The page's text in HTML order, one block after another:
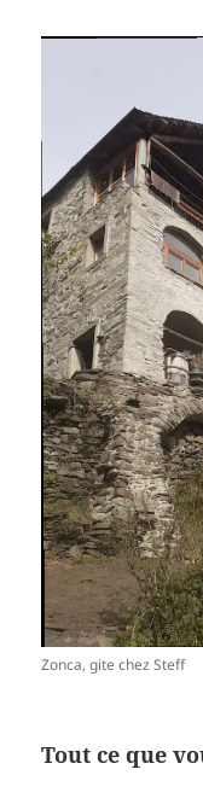
Zonca, gite chez Steff
Tout ce que